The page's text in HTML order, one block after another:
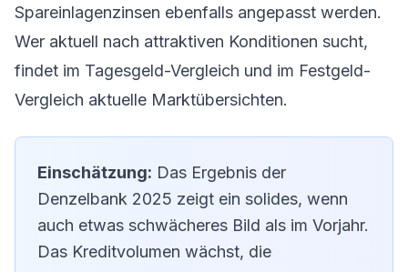
Spareinlagenzinsen ebenfalls angepasst werden.
Wer aktuell nach attraktiven Konditionen sucht,
findet im Tagesgeld-Vergleich und im Festgeld-
Vergleich aktuelle Marktübersichten.
Einschätzung: Das Ergebnis der
Denzelbank 2025 zeigt ein solides, wenn
auch etwas schwächeres Bild als im Vorjahr.
Das Kreditvolumen wächst, die